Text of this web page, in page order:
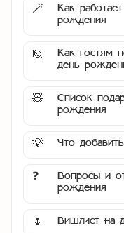
🪄
Как
рождения
🙋
Как гостям
день
🧸
Список
рождения
💡 Что
❓
Вопросы и
рождения
🌷 Вишлист на